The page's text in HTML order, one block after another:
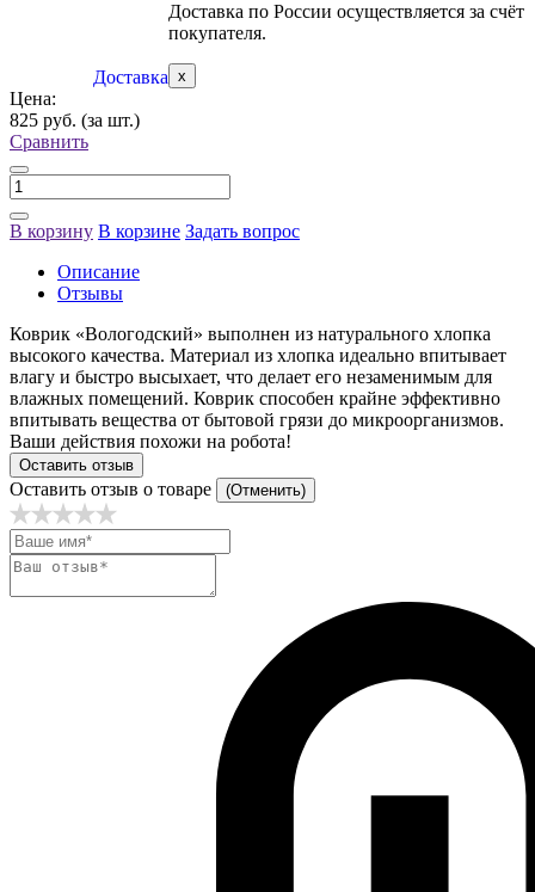
Доставка
Доставка по России осуществляется за счёт
покупателя.
x
Цена:
825 руб. (за шт.)
Сравнить
В корзину В корзине Задать вопрос
Описание
Отзывы
Коврик «Вологодский» выполнен из натурального хлопка
высокого качества. Материал из хлопка идеально впитывает
влагу и быстро высыхает, что делает его незаменимым для
влажных помещений. Коврик способен крайне эффективно
впитывать вещества от бытовой грязи до микроорганизмов.
Ваши действия похожи на робота!
Оставить отзыв
Оставить отзыв о товаре (Отменить)